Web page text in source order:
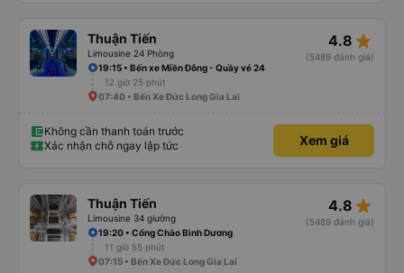
Thuận Tiến
Limousine 24 Phòng
4.8 star_rate
(5489 đánh giá)
19:15 • Bến xe Miền Đông - Quầy vé 24
12 giờ 25 phút
07:40 • Bến Xe Đức Long Gia Lai
Không cần thanh toán trước
Xác nhận chỗ ngay lập tức
Xem giá
Thuận Tiến
Limousine 34 giường
4.8 star_rate
(5489 đánh giá)
19:20 • Cổng Chào Bình Dương
11 giờ 55 phút
07:15 • Bến Xe Đức Long Gia Lai